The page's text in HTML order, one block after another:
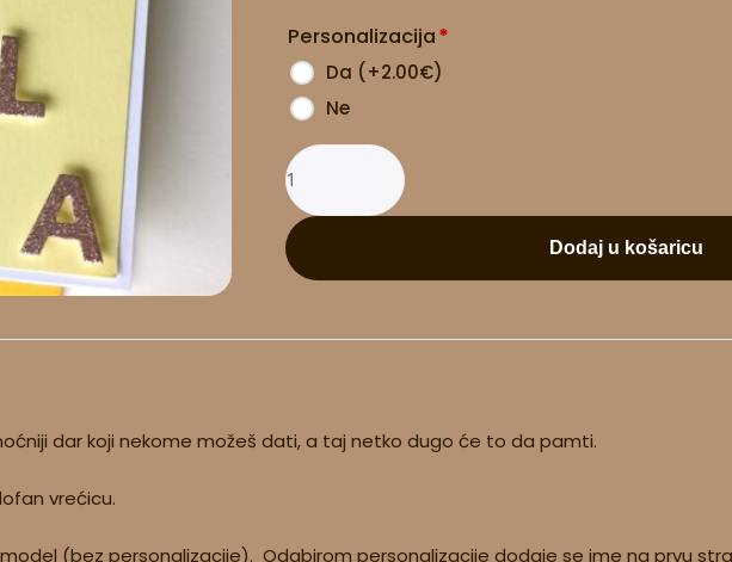
Personalizacija*
Da (+2.00€)
Ne
Dodaj u košaricu
dar koji nekome možeš dati, a taj netko dugo će to da pamti.
vrećicu.
(bez personalizacije). Odabirom personalizacije dodaje se ime na prvu